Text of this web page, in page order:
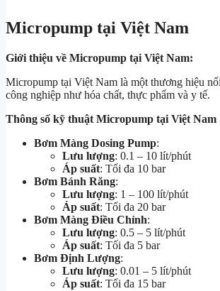
Micropump tại Việt Nam
Giới thiệu về Micropump tại Việt Nam:
Micropump tại Việt Nam là một thương hiệu
công nghiệp như hóa chất, thực phẩm và y tế.
Thông số kỹ thuật Micropump tại Việt Nam
Bơm Màng Dosing Pump:
Lưu lượng: 0.1 – 10 lít/phút
Áp suất: Tối đa 10 bar
Bơm Bánh Răng:
Lưu lượng: 1 – 100 lít/phút
Áp suất: Tối đa 20 bar
Bơm Màng Điều Chỉnh:
Lưu lượng: 0.5 – 5 lít/phút
Áp suất: Tối đa 5 bar
Bơm Định Lượng:
Lưu lượng: 0.01 – 5 lít/phút
Áp suất: Tối đa 15 bar